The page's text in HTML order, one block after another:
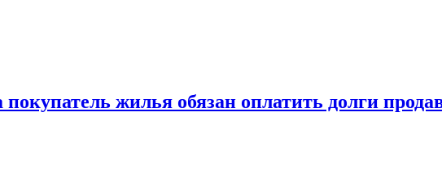
жилья обязан оплатить долги